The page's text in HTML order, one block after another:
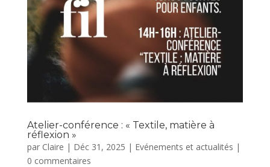
Atelier-conférence : « Textile, matière à
réflexion »
par Claire | Déc 31, 2025 | Evénements et actualités |
0 commentaires